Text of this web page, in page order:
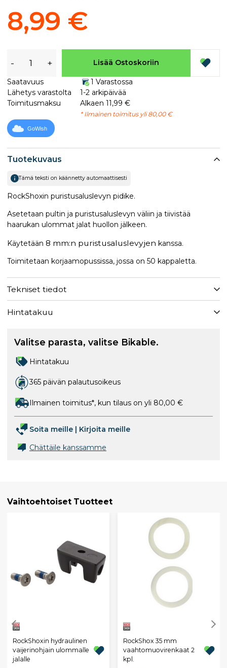
Tuotekuvaus
Tämä teksti on käännetty automaattisesti
RockShoxin puristusaluslevyn pidike.
Asetetaan pultin ja puristusaluslevyn väliin ja tiivistää
haarukan ulommat jalat huollon jälkeen.
Käytetään 8 mm:n puristusaluslevyjen kanssa.
Toimitetaan korjaamopussissa, jossa on 50 kappaletta.
Tekniset tiedot
Hintatakuu
8,99 €
- + Lisää Ostoskoriin
Saatavuus
1 Varastossa
Lähetys varastolta
1-2 arkipäivää
Toimitusmaksu
Alkaen 11,99 €
* Ilmainen toimitus yli 80,00 €
GoWish
Valitse parasta, valitse Bikable.
Hintatakuu
365 päivän palautusoikeus
Ilmainen toimitus*, kun tilaus on yli 80,00 €
Soita meille | Kirjoita meille
Chättäile kanssamme
Vaihtoehtoiset Tuotteet
RockShoxin hydraulinen
vaijerinohjain ulommalle
jalalle
RockShox 35 mm
vaahtomuovirenkaat 2
kpl.